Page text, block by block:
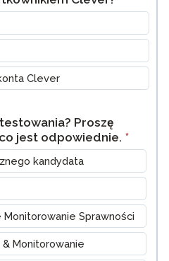
Clever
Proszę
jest odpowiednie. *
kandydata
Sprawności
Monitorowanie